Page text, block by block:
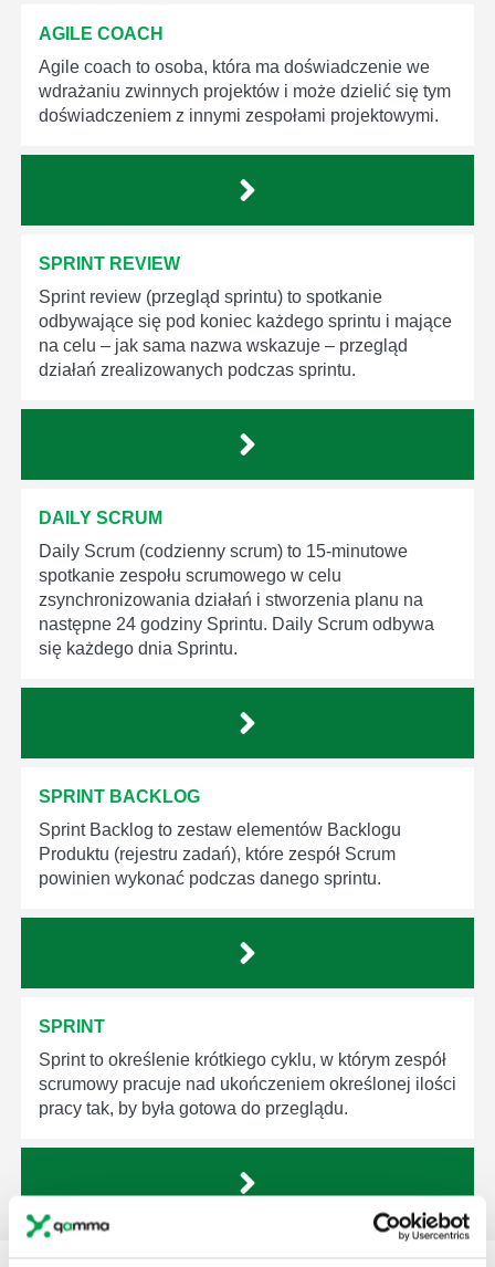
AGILE COACH
Agile coach to osoba, która ma doświadczenie we
wdrażaniu zwinnych projektów i może dzielić się tym
doświadczeniem z innymi zespołami projektowymi.
SPRINT REVIEW
Sprint review (przegląd sprintu) to spotkanie
odbywające się pod koniec każdego sprintu i mające
na celu – jak sama nazwa wskazuje – przegląd
działań zrealizowanych podczas sprintu.
DAILY SCRUM
Daily Scrum (codzienny scrum) to 15-minutowe
spotkanie zespołu scrumowego w celu
zsynchronizowania działań i stworzenia planu na
następne 24 godziny Sprintu. Daily Scrum odbywa
się każdego dnia Sprintu.
SPRINT BACKLOG
Sprint Backlog to zestaw elementów Backlogu
Produktu (rejestru zadań), które zespół Scrum
powinien wykonać podczas danego sprintu.
SPRINT
Sprint to określenie krótkiego cyklu, w którym zespół
scrumowy pracuje nad ukończeniem określonej ilości
pracy tak, by była gotowa do przeglądu.